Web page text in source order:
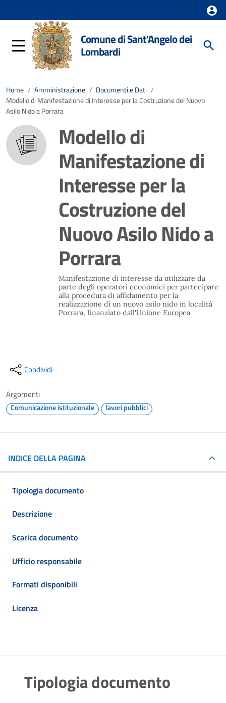
Comune di Sant'Angelo dei
Lombardi
Home / Amministrazione / Documenti e Dati /
Modello di Manifestazione di Interesse per la Costruzione del Nuovo
Asilo Nido a Porrara
Modello di
Manifestazione di
Interesse per la
Costruzione del
Nuovo Asilo Nido a
Porrara
Manifestazione di interesse da utilizzare da
parte degli operatori economici per partecipare
alla procedura di affidamento per la
realizzazione di un nuovo asilo nido in località
Porrara, finanziato dall'Unione Europea
Condividi
Argomenti
Comunicazione istituzionale lavori pubblici
INDICE DELLA PAGINA
Tipologia documento
Descrizione
Scarica documento
Ufficio responsabile
Formati disponibili
Licenza
Tipologia documento